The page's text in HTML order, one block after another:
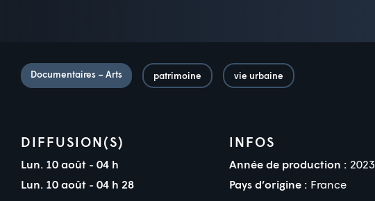
Documentaires – Arts patrimoine vie urbaine
DIFFUSION(S)
Lun. 10 août - 04 h
Lun. 10 août - 04 h 28
INFOS
Année de production : 2023
Pays d’origine : France